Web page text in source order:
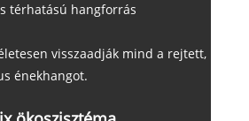
térhatású hangforrás
visszaadják mind a rejtett,
énekhangot.